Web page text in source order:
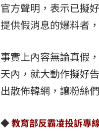
官方聲明，表示已擬
提供假消息的爆料者
事實上內容無論真假
天內，就大動作擬好
出散佈韓網，讓粉絲
◆教育部反霸凌投訴專